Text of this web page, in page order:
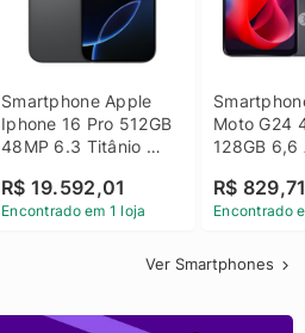
Smartphone Apple
Iphone 16 Pro 512GB
48MP 6.3 Titânio
R$ 19.592,01
Encontrado em 1 loja
Moto G24
128GB 6,6
R$
Encontrado
Ver Smartphones